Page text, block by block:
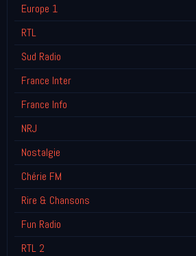
Europe 1
RTL
Sud Radio
France Inter
France Info
NRJ
Nostalgie
Chérie FM
Rire & Chansons
Fun Radio
RTL 2